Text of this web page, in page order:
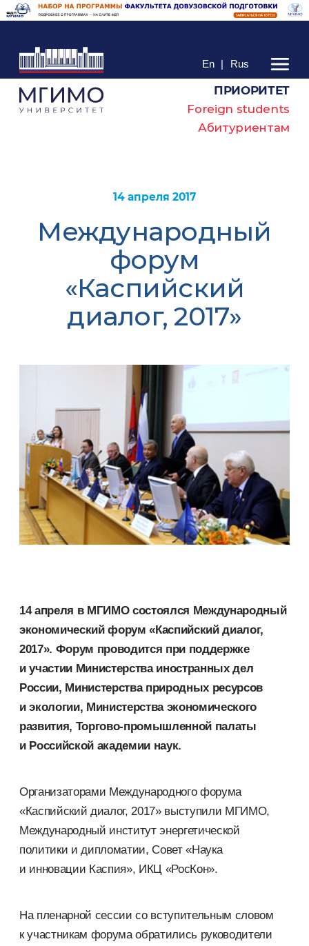
En | Rus
ПРИОРИТЕТ
Foreign students
Абитуриентам
14 апреля 2017
Международный
форум
«Каспийский
диалог, 2017»
14 апреля в МГИМО состоялся Международный
экономический форум «Каспийский диалог,
2017». Форум проводится при поддержке
и участии Министерства иностранных дел
России, Министерства природных ресурсов
и экологии, Министерства экономического
развития, Торгово-промышленной палаты
и Российской академии наук.
Организаторами Международного форума
«Каспийский диалог, 2017» выступили МГИМО,
Международный институт энергетической
политики и дипломатии, Совет «Наука
и инновации Каспия», ИКЦ «РосКон».
На пленарной сессии со вступительным словом
к участникам форума обратились руководители